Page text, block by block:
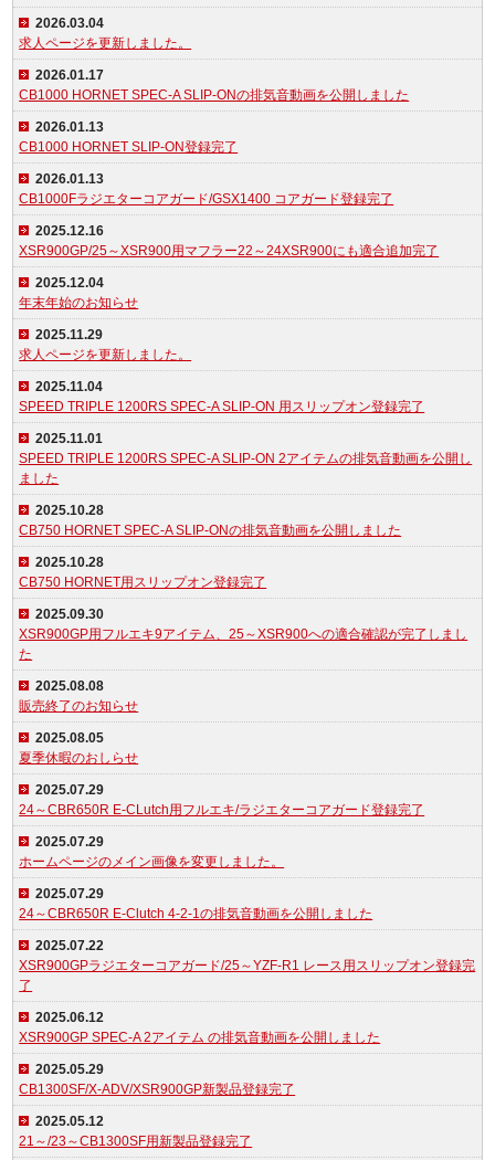
2026.03.04
求人ページを更新しました。
2026.01.17
CB1000 HORNET SPEC-A SLIP-ONの排気音動画を公開しました
2026.01.13
CB1000 HORNET SLIP-ON登録完了
2026.01.13
CB1000Fラジエターコアガード/GSX1400 コアガード登録完了
2025.12.16
XSR900GP/25～XSR900用マフラー22～24XSR900にも適合追加完了
2025.12.04
年末年始のお知らせ
2025.11.29
求人ページを更新しました。
2025.11.04
SPEED TRIPLE 1200RS SPEC-A SLIP-ON 用スリップオン登録完了
2025.11.01
SPEED TRIPLE 1200RS SPEC-A SLIP-ON 2アイテムの排気音動画を公開し
ました
2025.10.28
CB750 HORNET SPEC-A SLIP-ONの排気音動画を公開しました
2025.10.28
CB750 HORNET用スリップオン登録完了
2025.09.30
XSR900GP用フルエキ9アイテム、25～XSR900への適合確認が完了しまし
た
2025.08.08
販売終了のお知らせ
2025.08.05
夏季休暇のおしらせ
2025.07.29
24～CBR650R E-CLutch用フルエキ/ラジエターコアガード登録完了
2025.07.29
ホームページのメイン画像を変更しました。
2025.07.29
24～CBR650R E-Clutch 4-2-1の排気音動画を公開しました
2025.07.22
XSR900GPラジエターコアガード/25～YZF-R1 レース用スリップオン登録完
了
2025.06.12
XSR900GP SPEC-A 2アイテム の排気音動画を公開しました
2025.05.29
CB1300SF/X-ADV/XSR900GP新製品登録完了
2025.05.12
21～/23～CB1300SF用新製品登録完了